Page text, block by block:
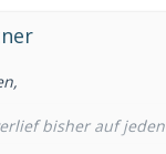
bisher auf